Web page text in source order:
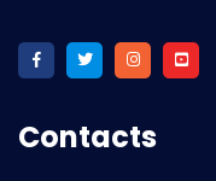
Contacts